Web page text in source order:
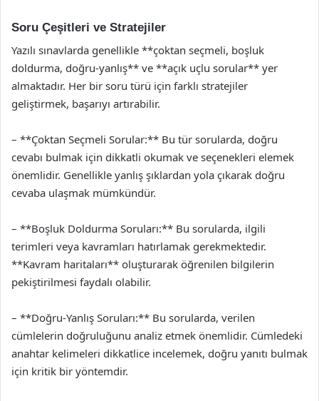
Soru Çeşitleri ve Stratejiler
Yazılı sınavlarda genellikle **çoktan seçmeli, boşluk
doldurma, doğru-yanlış** ve **açık uçlu sorular** yer
almaktadır. Her bir soru türü için farklı stratejiler
geliştirmek, başarıyı artırabilir.
– **Çoktan Seçmeli Sorular:** Bu tür sorularda, doğru
cevabı bulmak için dikkatli okumak ve seçenekleri elemek
önemlidir. Genellikle yanlış şıklardan yola çıkarak doğru
cevaba ulaşmak mümkündür.
– **Boşluk Doldurma Soruları:** Bu sorularda, ilgili
terimleri veya kavramları hatırlamak gerekmektedir.
**Kavram haritaları** oluşturarak öğrenilen bilgilerin
pekiştirilmesi faydalı olabilir.
– **Doğru-Yanlış Soruları:** Bu sorularda, verilen
cümlelerin doğruluğunu analiz etmek önemlidir. Cümledeki
anahtar kelimeleri dikkatlice incelemek, doğru yanıtı bulmak
için kritik bir yöntemdir.